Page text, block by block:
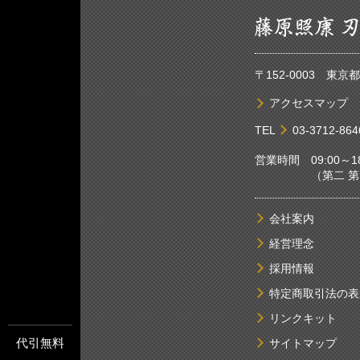
〒152-0003 東京都
アクセスマップ
TEL 03-3712-
営業時間 09:00～
（第二 第四土
会社案内
経営理念
採用情報
特定商取引法の
リンクキット
サイトマップ
代引無料